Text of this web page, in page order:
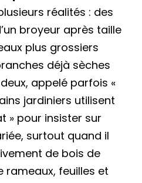
réalités : des
broyeur après taille
plus grossiers
déjà sèches
appelé parfois «
jardiniers utilisent
» pour insister sur
surtout quand il
de bois de
feuilles et